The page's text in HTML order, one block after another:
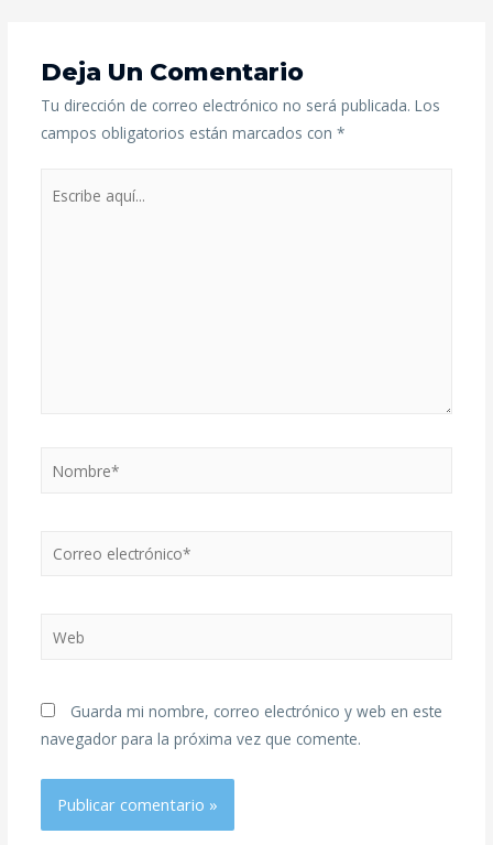
Deja Un Comentario
Tu dirección de correo electrónico no será publicada. Los
campos obligatorios están marcados con *
Guarda mi nombre, correo electrónico y web en este
navegador para la próxima vez que comente.